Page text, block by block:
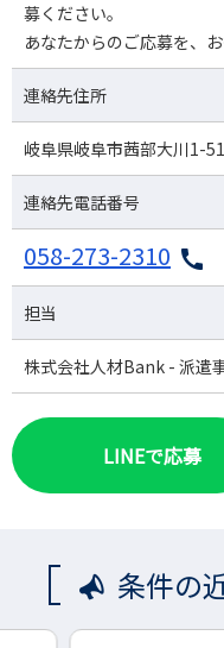
募ください。
あなたからのご応募を、
連絡先住所
岐阜県岐阜市茜部大川1-51
連絡先電話番号
058-273-2310
担当
株式会社人材Bank - 派遣
LINEで応募
条件の